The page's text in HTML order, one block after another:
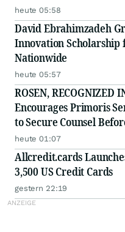
heute 05:58
David Ebrahimzadeh
Innovation
Nationwide
heute 05:57
ROSEN, RECOGNIZED
Encourages Primoris
to Secure Counsel
Securities Class Action -
heute 01:07
Allcredit.cards
3,500 US Credit Cards
gestern 22:19